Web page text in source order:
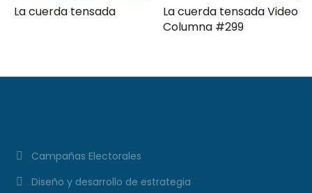
La cuerda tensada
La cuerda tensada Video
Columna #299
Campañas Electorales
Diseño y desarrollo de estrategia